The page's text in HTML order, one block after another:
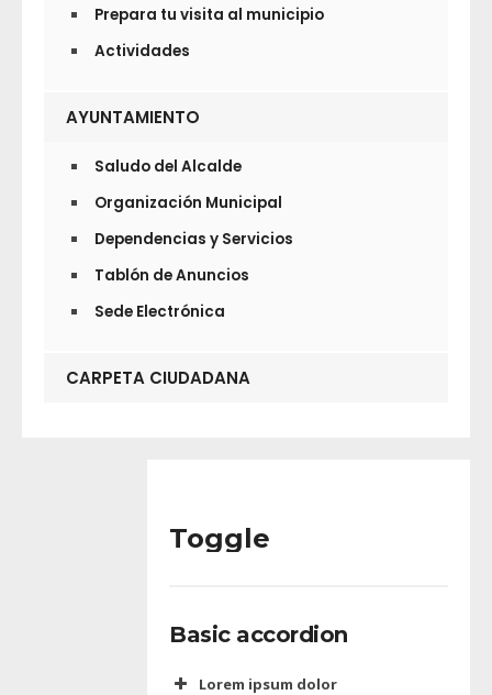
Prepara tu visita al municipio
Actividades
AYUNTAMIENTO
Saludo del Alcalde
Organización Municipal
Dependencias y Servicios
Tablón de Anuncios
Sede Electrónica
CARPETA CIUDADANA
Toggle
Basic accordion
Lorem ipsum dolor